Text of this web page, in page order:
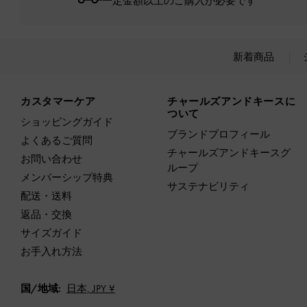
新着商品
カスタマーケア
ショッピングガイド
よくあるご質問
お問い合わせ
メンバーシップ特典
配送・送料
返品・交換
サイズガイド
お手入れ方法
チャールズアンドキースに
ついて
ブランドプロフィール
チャールズアンドキースグ
ループ
サステナビリティ
国/地域: 日本, JPY ¥